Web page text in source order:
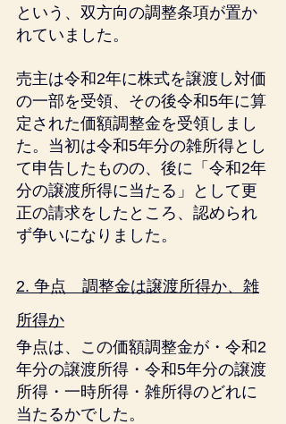
という、双方向の調整条項が置か
れていました。
売主は令和2年に株式を譲渡し対価
の一部を受領、その後令和5年に算
定された価額調整金を受領しまし
た。当初は令和5年分の雑所得とし
て申告したものの、後に「令和2年
分の譲渡所得に当たる」として更
正の請求をしたところ、認められ
ず争いになりました。
2. 争点　調整金は譲渡所得か、雑
所得か
争点は、この価額調整金が・令和2
年分の譲渡所得・令和5年分の譲渡
所得・一時所得・雑所得のどれに
当たるかでした。